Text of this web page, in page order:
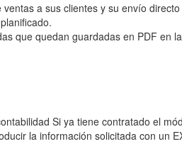
a sus clientes y su envío
que quedan guardadas en PDF en
Si ya tiene contratado el
la información solicitada con un